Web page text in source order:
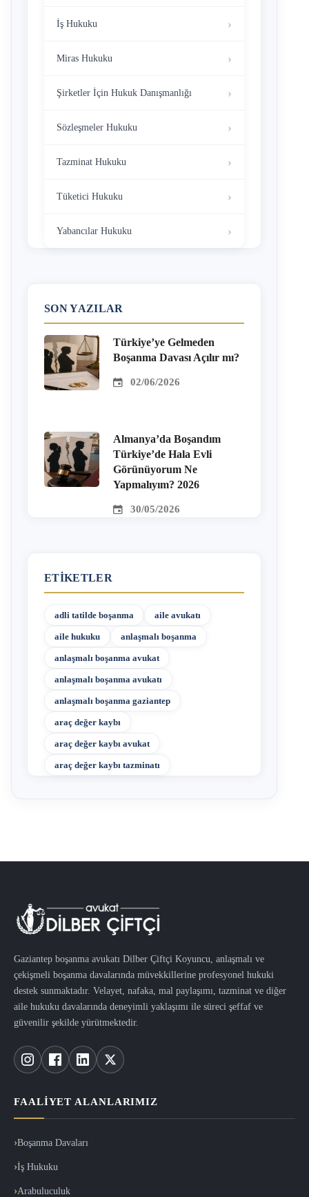
İş Hukuku
Miras Hukuku
Şirketler İçin Hukuk Danışmanlığı
Sözleşmeler Hukuku
Tazminat Hukuku
Tüketici Hukuku
Yabancılar Hukuku
SON YAZILAR
Türkiye’ye Gelmeden
Boşanma Davası Açılır mı?
02/06/2026
Almanya’da Boşandım
Türkiye’de Hala Evli
Görünüyorum Ne
Yapmalıyım? 2026
30/05/2026
ETIKETLER
adli tatilde boşanma aile avukatı
aile hukuku anlaşmalı boşanma
anlaşmalı boşanma avukat
anlaşmalı boşanma avukatı
anlaşmalı boşanma gaziantep
araç değer kaybı
araç değer kaybı avukat
araç değer kaybı tazminatı
Gaziantep boşanma avukatı Dilber Çiftçi Koyuncu, anlaşmalı ve
çekişmeli boşanma davalarında müvekkillerine profesyonel hukuki
destek sunmaktadır. Velayet, nafaka, mal paylaşımı, tazminat ve diğer
aile hukuku davalarında deneyimli yaklaşımı ile süreci şeffaf ve
güvenilir şekilde yürütmektedir.
FAALIYET ALANLARIMIZ
Boşanma Davaları
İş Hukuku
Arabuluculuk